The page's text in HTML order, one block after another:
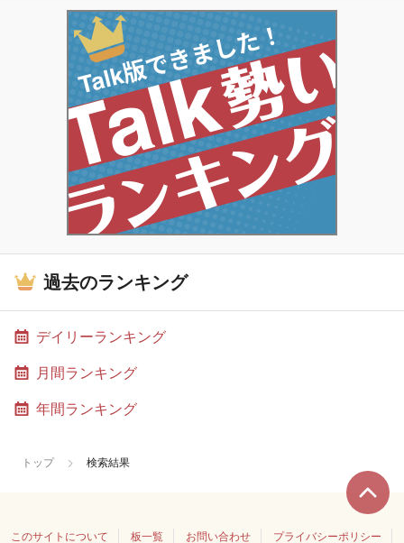
過去のランキング
デイリーランキング
月間ランキング
年間ランキング
トップ 検索結果
このサイトについて 板一覧 お問い合わせ プライバシーポリシー